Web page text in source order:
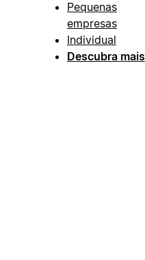
Pequenas
empresas
Individual
Descubra mais